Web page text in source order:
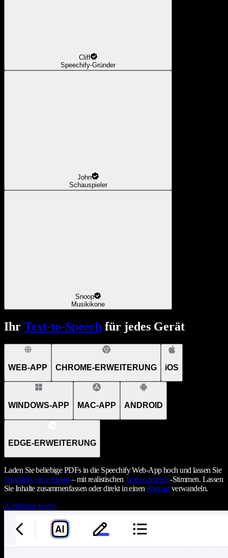
Cliff
Speechify-Gründer
John
Schauspieler
Snoop
Musikikone
Ihr Text-to-Speech für jedes Gerät
WEB-APP CHROME-ERWEITERUNG iOS
WINDOWS-APP MAC-APP ANDROID
EDGE-ERWEITERUNG
Laden Sie beliebige PDFs in die Speechify Web-App hoch und lassen Sie
Speechify sie vorlesen – mit realistischen Text-to-Speech-Stimmen. Lassen
Sie Inhalte zusammenfassen oder direkt in einenPodcastverwandeln.
Kostenlos testen